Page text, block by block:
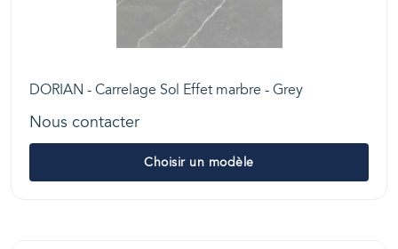
DORIAN - Carrelage Sol Effet marbre - Grey
Nous contacter
Choisir un modèle